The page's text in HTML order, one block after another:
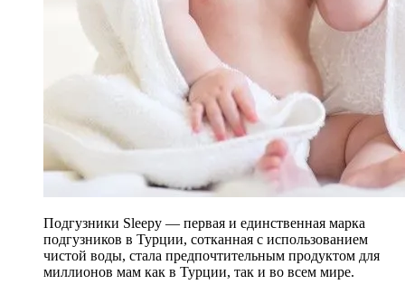
Подгузники Sleepy — первая и единственная марка
подгузников в Турции, сотканная с использованием
чистой воды, стала предпочтительным продуктом для
миллионов мам как в Турции, так и во всем мире.